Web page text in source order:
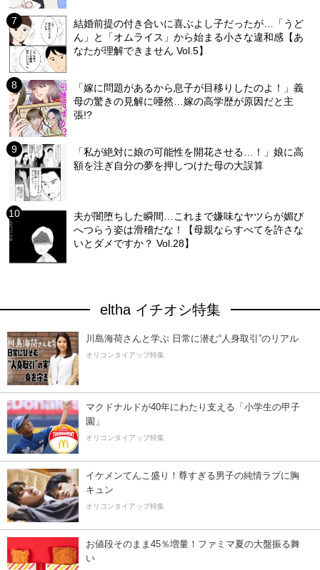
結婚前提の付き合いに喜ぶよし子だったが…「うど
ん」と「オムライス」から始まる小さな違和感【あ
なたが理解できません Vol.5】
「嫁に問題があるから息子が目移りしたのよ！」義
母の驚きの見解に唖然…嫁の高学歴が原因だと主
張!?
「私が絶対に娘の可能性を開花させる…！」娘に高
額を注ぎ自分の夢を押しつけた母の大誤算
夫が闇堕ちした瞬間…これまで嫌味なヤツらが媚び
へつらう姿は滑稽だな！【母親ならすべてを許さな
いとダメですか？ Vol.28】
eltha イチオシ特集
川島海荷さんと学ぶ 日常に潜む“人身取引”のリアル
オリコンタイアップ特集
マクドナルドが40年にわたり支える「小学生の甲子
園」
オリコンタイアップ特集
イケメンてんこ盛り！尊すぎる男子の純情ラブに胸
キュン
オリコンタイアップ特集
お値段そのまま45％増量！ファミマ夏の大盤振る舞
い